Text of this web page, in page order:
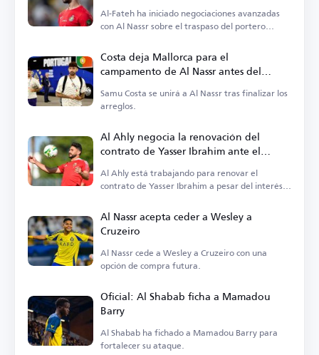
Al-Fateh ha iniciado negociaciones avanzadas
con Al Nassr sobre el traspaso del portero
Costa deja Mallorca para el
campamento de Al Nassr antes del
Samu Costa se unirá a Al Nassr tras finalizar los
arreglos.
Al Ahly negocia la renovación del
contrato de Yasser Ibrahim ante el
interés de Al Shabab
Al Ahly está trabajando para renovar el
contrato de Yasser Ibrahim a pesar del interés
Al Nassr acepta ceder a Wesley a
Cruzeiro
Al Nassr cede a Wesley a Cruzeiro con una
opción de compra futura.
Oficial: Al Shabab ficha a Mamadou
Barry
Al Shabab ha fichado a Mamadou Barry para
fortalecer su ataque.